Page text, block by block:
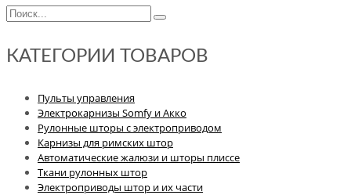
КАТЕГОРИИ ТОВАРОВ
Пульты управления
Электрокарнизы Somfy и Акко
Рулонные шторы с электроприводом
Карнизы для римских штор
Автоматические жалюзи и шторы плиссе
Ткани рулонных штор
Электроприводы штор и их части